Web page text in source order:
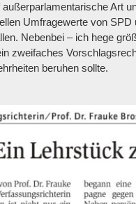
Art
Umfragewerte von
Nebenbei – ich hege
zweifaches
beruhen sollte.